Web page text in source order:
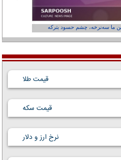
ما سه‌نرخه، چشم حسود بترکه
قیمت طلا
قیمت سکه
نرخ ارز و دلار